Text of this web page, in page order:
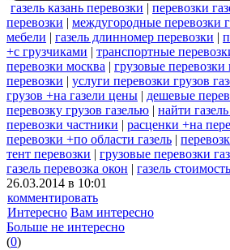
газель казань перевозки | перевозки
перевозки | междугородные перевозки
мебели | газель длинномер перевозки |
+с грузчиками | транспортные
перевозки москва | грузовые перевозки
перевозки | услуги перевозки грузов
грузов +на газели цены | дешевые
перевозку грузов газелью | найти
перевозки частники | расценки +на
перевозки +по области газель |
тент перевозки | грузовые перевозки
газель перевозка окон | газель
26.03.2014 в 10:01
комментировать
Интересно Вам интересно
Больше не интересно
(0)